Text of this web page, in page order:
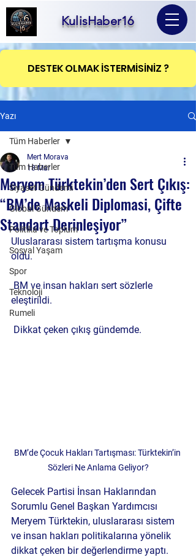
KulisHaber16
DESTEK OLMAK İSTERMİSİNİZ ?
Yazı
Tüm Haberler
Siyaset Gündemi
Global Gündem
Politika ve Toplum
Sosyal Yaşam
Spor
Teknoloji
Rumeli
Tüm Haberler
Meryem Türktekin’den Sert Çıkış:
“BM’de Maskeli Diplomasi, Çifte
Standart Derinleşiyor”
Mert Morava
18 Mar
Uluslararası sistem tartışma konusu
oldu.
eleştirildi.
Dikkat çeken çıkış gündemde.
BM’de Çocuk Hakları Tartışması: Türktekin’in
Sözleri Ne Anlama Geliyor?
Gelecek Partisi İnsan Haklarından
Sorumlu Genel Başkan Yardımcısı
Meryem Türktekin, uluslararası sistem
ve insan hakları politikalarına yönelik
dikkat çeken bir değerlendirme yaptı.